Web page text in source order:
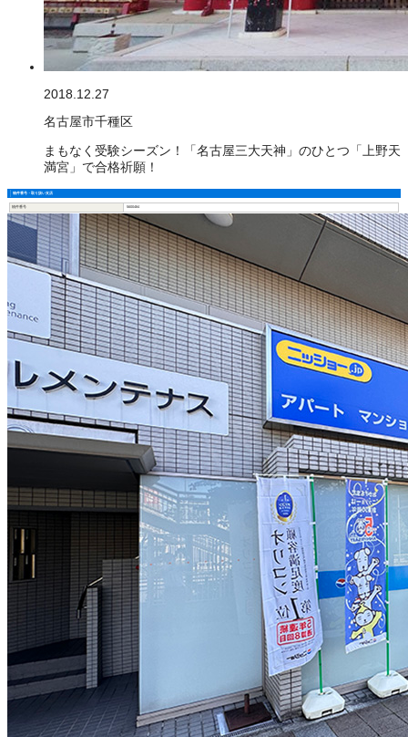
2018.12.27
名古屋市千種区
まもなく受験シーズン！「名古屋三大天神」のひとつ「上野天
満宮」で合格祈願！
物件番号・取り扱い支店
物件番号 5600484